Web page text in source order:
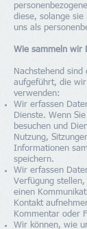
diese, solange
uns als
Wie sammeln wir
Nachstehend
aufgeführt, die
verwenden:
Wir erfassen
Dienste. Wenn
besuchen und
Nutzung,
Informationen
speichern.
Wir erfassen
Verfügung
einen
Kontakt
Kommentar oder
Wir können, wie